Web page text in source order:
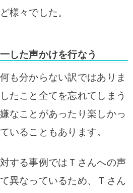
様々でした。
した声かけを行なう
も分からない訳ではありま
たこと全てを忘れてしまう
なことがあったり楽しかっ
いることもあります。
する事例ではＴさんへの声
異なっているため、Ｔさん